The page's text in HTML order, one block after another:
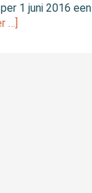
1 juni 2016 een
…]